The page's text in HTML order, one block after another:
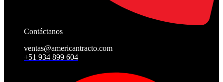
Contáctanos
ventas@americantracto.com
+51 934 899 604